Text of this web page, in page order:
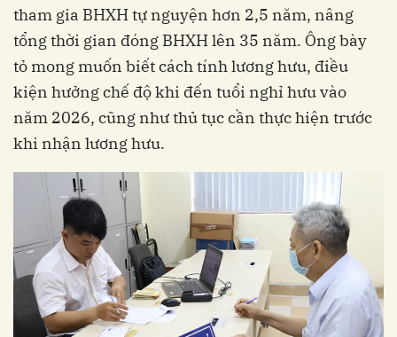
tham gia BHXH tự nguyện hơn 2,5 năm, nâng
tổng thời gian đóng BHXH lên 35 năm. Ông bày
tỏ mong muốn biết cách tính lương hưu, điều
kiện hưởng chế độ khi đến tuổi nghỉ hưu vào
năm 2026, cũng như thủ tục cần thực hiện trước
khi nhận lương hưu.